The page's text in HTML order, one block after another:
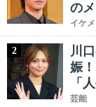
の
イケ
2
川
娠
「
芸能